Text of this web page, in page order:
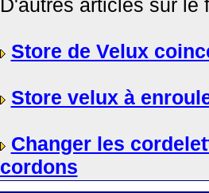
D'autres articles sur le
Store de Velux
Store velux à
Changer les
cordons